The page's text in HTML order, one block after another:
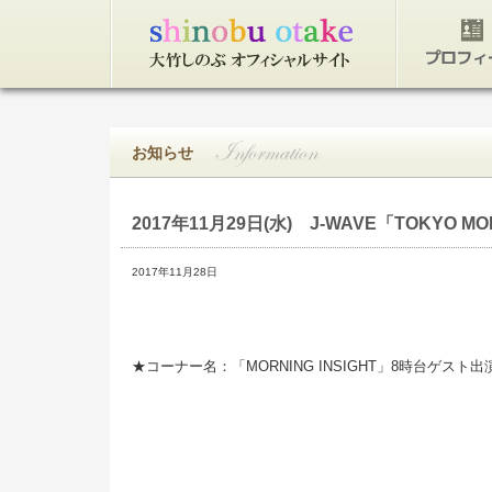
お知らせ
2017年11月29日(水) J-WAVE「TOKYO
2017年11月28日
★コーナー名：「MORNING INSIGHT」8時台ゲスト出